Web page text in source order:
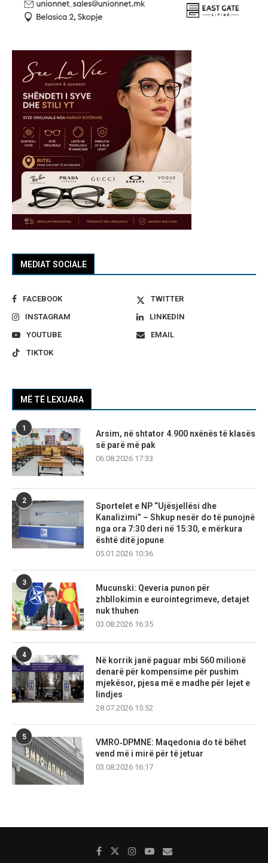
MEDIAT SOCIALE
FACEBOOK
TWITTER
INSTAGRAM
LINKEDIN
YOUTUBE
EMAIL
TIKTOK
MË TË LEXUARA
1
Arsim, në shtator 4.900 nxënës të klasës
së parë më pak
06.08.2026 17:33
2
Sportelet e NP “Ujësjellësi dhe
Kanalizimi” – Shkup nesër do të punojnë
nga ora 7:30 deri në 15:30, e mërkura
është ditë jopune
05.01.2026 10:36
3
Mucunski: Qeveria punon për
zhbllokimin e eurointegrimeve, detajet
nuk thuhen
03.08.2026 16:35
4
Në korrik janë paguar mbi 560 milionë
denarë për kompensime për pushim
mjekësor, pjesa më e madhe për lejet e
lindjes
28.07.2026 15:52
5
VMRO‑DPMNE: Maqedonia do të bëhet
vend më i mirë për të jetuar
03.08.2026 16:17